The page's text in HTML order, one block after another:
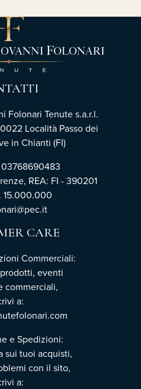
Folonari Tenute s.a.r.l.
Località Passo dei
in Chianti (FI)
03768690483
REA: FI - 390201
15.000.000
CARE
Commerciali:
eventi
commerciali,
a:
e Spedizioni:
sui tuoi acquisti,
con il sito,
a: